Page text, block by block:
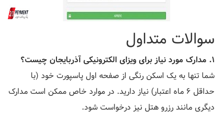
سوالات متداول
۱. مدارک مورد نیاز برای ویزای الکترونیکی آذربایجان چیست؟
شما تنها به یک اسکن رنگی از صفحه اول پاسپورت خود (با
حداقل ۶ ماه اعتبار) نیاز دارید. در موارد خاص ممکن است مدارک
دیگری مانند رزرو هتل نیز درخواست شود.